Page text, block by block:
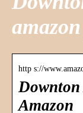
http s://
Downton
Amazon